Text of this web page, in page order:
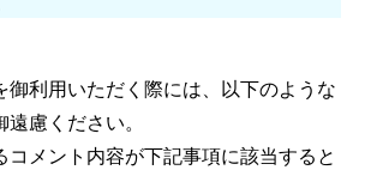
御利用いただく際には、以下のような
慮ください。
コメント内容が下記事項に該当すると